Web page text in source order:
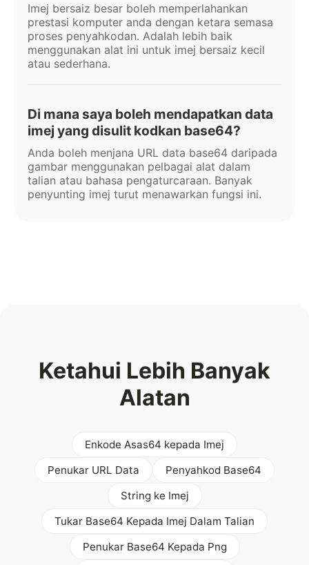
Imej bersaiz besar boleh memperlahankan
prestasi komputer anda dengan ketara semasa
proses penyahkodan. Adalah lebih baik
menggunakan alat ini untuk imej bersaiz kecil
atau sederhana.
Di mana saya boleh mendapatkan data
imej yang disulit kodkan base64?
Anda boleh menjana URL data base64 daripada
gambar menggunakan pelbagai alat dalam
talian atau bahasa pengaturcaraan. Banyak
penyunting imej turut menawarkan fungsi ini.
Ketahui Lebih Banyak
Alatan
Enkode Asas64 kepada Imej
Penukar URL Data
Penyahkod Base64
String ke Imej
Tukar Base64 Kepada Imej Dalam Talian
Penukar Base64 Kepada Png